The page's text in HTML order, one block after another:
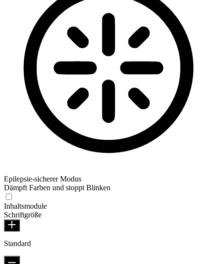
Epilepsie-sicherer Modus
Dämpft Farben und stoppt Blinken
Inhaltsmodule
Schriftgröße
Standard